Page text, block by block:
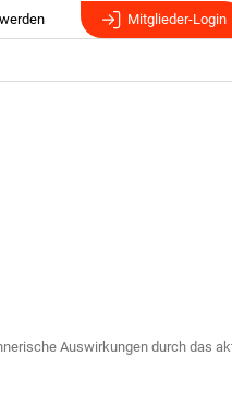
Mitglieder-Login
Auswirkungen durch das